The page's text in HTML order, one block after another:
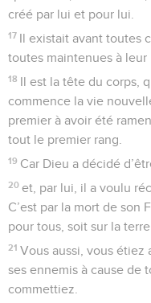
Je tiens à ce que vous
que je livre pour vous,
d’autres qui ne me
Je désire que leur cœur
soient unis dans l’amour
donne une vraie
secret de Dieu, c’est-à-
en lui se trouvent
de la connaissance
Je vous dis cela afin
par des raisonnements
Même si je suis absent
Contenus